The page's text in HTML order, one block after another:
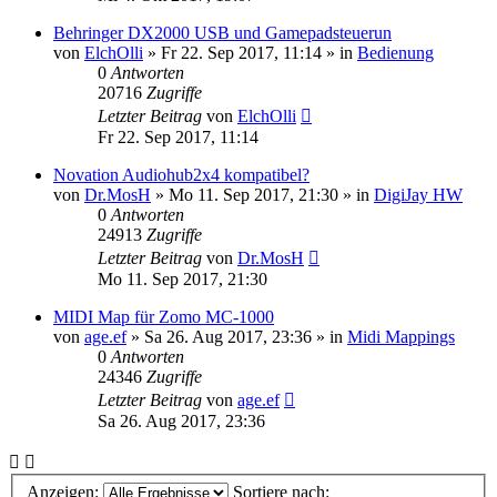
Behringer DX2000 USB und Gamepadsteuerun
von ElchOlli » Fr 22. Sep 2017, 11:14 » in Bedienung
0 Antworten
20716 Zugriffe
Letzter Beitrag von ElchOlli
Fr 22. Sep 2017, 11:14
Novation Audiohub2x4 kompatibel?
von Dr.MosH » Mo 11. Sep 2017, 21:30 » in DigiJay HW
0 Antworten
24913 Zugriffe
Letzter Beitrag von Dr.MosH
Mo 11. Sep 2017, 21:30
MIDI Map für Zomo MC-1000
von age.ef» Sa 26. Aug 2017, 23:36 » in Midi Mappings
0 Antworten
24346 Zugriffe
Letzter Beitrag von age.ef
Sa 26. Aug 2017, 23:36
Anzeigen: Sortiere nach: